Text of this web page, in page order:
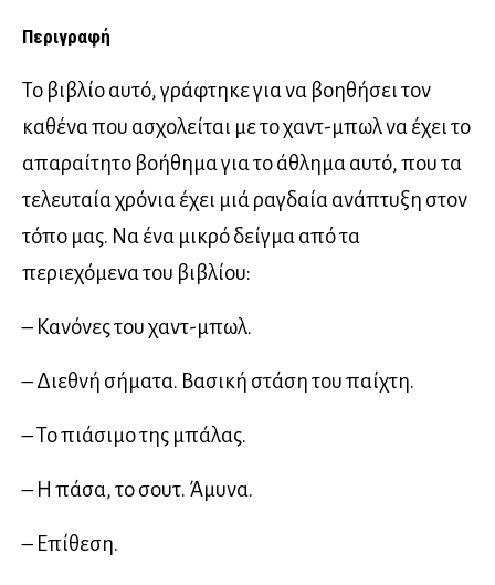
Περιγραφή
Το βιβλίο αυτό, γράφτηκε για να βοηθήσει τον
καθένα που ασχολείται με το χαντ-μπωλ να έχει το
απαραίτητο βοήθημα για το άθλημα αυτό, που τα
τελευταία χρόνια έχει μιά ραγδαία ανάπτυξη στον
τόπο μας. Να ένα μικρό δείγμα από τα
περιεχόμενα του βιβλίου:
– Κανόνες του χαντ-μπωλ.
– Διεθνή σήματα. Βασική στάση του παίχτη.
– Το πιάσιμο της μπάλας.
– Η πάσα, το σουτ. Άμυνα.
– Επίθεση.